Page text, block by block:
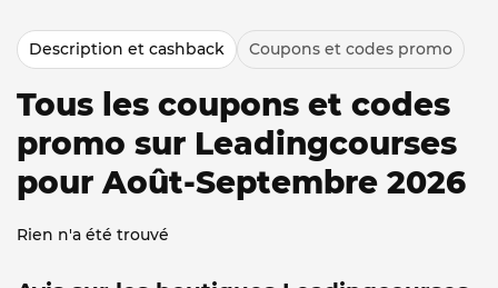
Description et cashback Coupons et codes promo
Tous les coupons et codes
promo sur Leadingcourses
pour Août-Septembre 2026
Rien n'a été trouvé